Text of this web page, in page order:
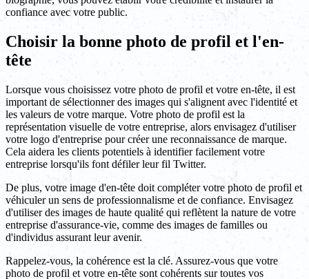
confiance avec votre public.
Choisir la bonne photo de profil et l'en-
tête
Lorsque vous choisissez votre photo de profil et votre en-tête, il est
important de sélectionner des images qui s'alignent avec l'identité et
les valeurs de votre marque. Votre photo de profil est la
représentation visuelle de votre entreprise, alors envisagez d'utiliser
votre logo d'entreprise pour créer une reconnaissance de marque.
Cela aidera les clients potentiels à identifier facilement votre
entreprise lorsqu'ils font défiler leur fil Twitter.
De plus, votre image d'en-tête doit compléter votre photo de profil et
véhiculer un sens de professionnalisme et de confiance. Envisagez
d'utiliser des images de haute qualité qui reflètent la nature de votre
entreprise d'assurance-vie, comme des images de familles ou
d'individus assurant leur avenir.
Rappelez-vous, la cohérence est la clé. Assurez-vous que votre
photo de profil et votre en-tête sont cohérents sur toutes vos